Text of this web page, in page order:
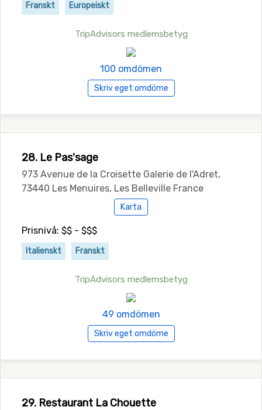
Franskt Europeiskt
TripAdvisors medlemsbetyg
100 omdömen
Skriv eget omdöme
28. Le Pas'sage
973 Avenue de la Croisette Galerie de l'Adret,
73440 Les Menuires, Les Belleville France
Karta
Prisnivå: $$ - $$$
Italienskt Franskt
TripAdvisors medlemsbetyg
49 omdömen
Skriv eget omdöme
29. Restaurant La Chouette